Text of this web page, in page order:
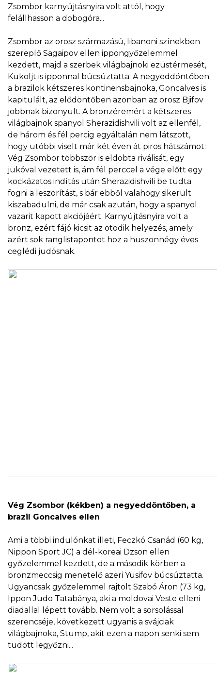
Zsombor karnyújtásnyira volt attól, hogy
felállhasson a dobogóra...
Zsombor az orosz származású, libanoni színekben
szereplő Sagaipov ellen ippongyőzelemmel
kezdett, majd a szerbek világbajnoki ezüstérmesét,
Kukoljt is ipponnal búcsúztatta. A negyeddöntőben
a brazilok kétszeres kontinensbajnoka, Goncalves is
kapitulált, az elődöntőben azonban az orosz Bjifov
jobbnak bizonyult. A bronzéremért a kétszeres
világbajnok spanyol Sherazidishvili volt az ellenfél,
de három és fél percig egyáltalán nem látszott,
hogy utóbbi viselt már két éven át piros hátszámot:
Vég Zsombor többször is eldobta riválisát, egy
jukóval vezetett is, ám fél perccel a vége előtt egy
kockázatos indítás után Sherazidishvili be tudta
fogni a leszorítást, s bár ebből valahogy sikerült
kiszabadulni, de már csak azután, hogy a spanyol
vazarit kapott akciójáért. Karnyújtásnyira volt a
bronz, ezért fájó kicsit az ötödik helyezés, amely
azért sok ranglistapontot hoz a huszonnégy éves
ceglédi judósnak.
Vég Zsombor (kékben) a negyeddöntőben, a
brazil Goncalves ellen
Ami a többi indulónkat illeti, Feczkó Csanád (60 kg,
Nippon Sport JC) a dél-koreai Dzson ellen
győzelemmel kezdett, de a második körben a
bronzmeccsig menetelő azeri Yusifov búcsúztatta.
Ugyancsak győzelemmel rajtolt Szabó Áron (73 kg,
Ippon Judo Tatabánya, aki a moldovai Veste elleni
diadallal lépett tovább. Nem volt a sorsolással
szerencséje, következett ugyanis a svájciak
világbajnoka, Stump, akit ezen a napon senki sem
tudott legyőzni...